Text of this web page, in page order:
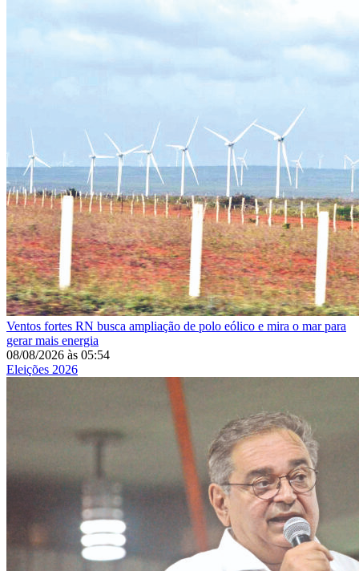
Ventos fortes RN busca ampliação de polo eólico e mira o mar para
gerar mais energia
08/08/2026 às 05:54
Eleições 2026